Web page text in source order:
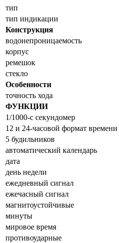
тип
тип индикации
Конструкция
водонепроницаемость
корпус
ремешок
стекло
Особенности
точность хода
ФУНКЦИИ
1/1000-с секундомер
12 и 24-часовой формат времени
5 будильников
автоматический календарь
дата
день недели
ежедневный сигнал
ежечасный сигнал
магнитоустойчивые
минуты
мировое время
противоударные